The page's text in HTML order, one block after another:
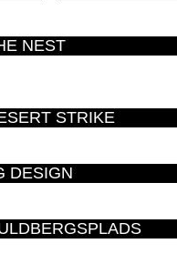
NEST
STRIKE
DESIGN